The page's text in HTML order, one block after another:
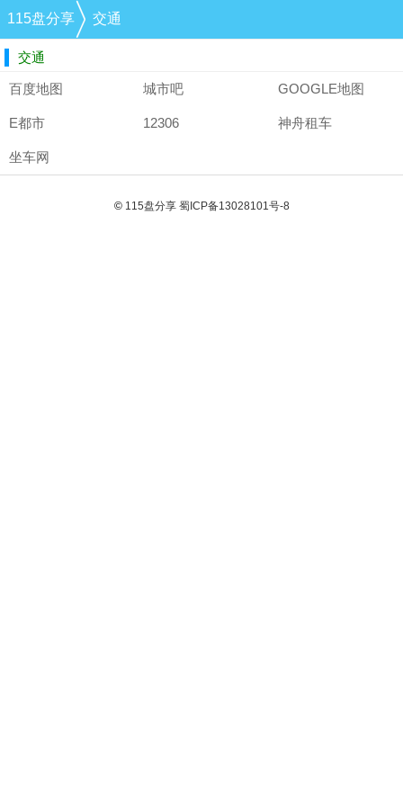
115盘分享 交通
交通
百度地图 城市吧 GOOGLE地图
E都市 12306 神舟租车
坐车网
© 115盘分享 蜀ICP备13028101号-8